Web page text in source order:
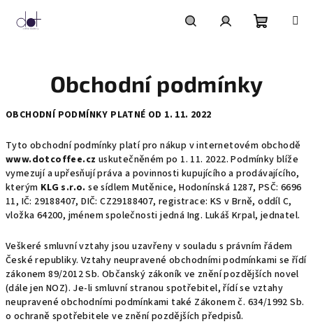
košík
Obchodní podmínky
OBCHODNÍ PODMÍNKY PLATNÉ OD 1. 11. 2022
Tyto obchodní podmínky platí pro nákup v internetovém obchodě
www.dotcoffee.cz uskutečněném po 1. 11. 2022. Podmínky blíže
vymezují a upřesňují práva a povinnosti kupujícího a prodávajícího,
kterým KLG s.r.o. se sídlem Mutěnice, Hodonínská 1287, PSČ: 6696
11, IČ: 29188407, DIČ: CZ29188407, registrace: KS v Brně, oddíl C,
vložka 64200, jménem společnosti jedná Ing. Lukáš Krpal, jednatel.
Veškeré smluvní vztahy jsou uzavřeny v souladu s právním řádem
České republiky. Vztahy neupravené obchodními podmínkami se řídí
zákonem 89/2012 Sb. Občanský zákoník ve znění pozdějších novel
(dále jen NOZ). Je-li smluvní stranou spotřebitel, řídí se vztahy
neupravené obchodními podmínkami také Zákonem č. 634/1992 Sb.
o ochraně spotřebitele ve znění pozdějších předpisů.